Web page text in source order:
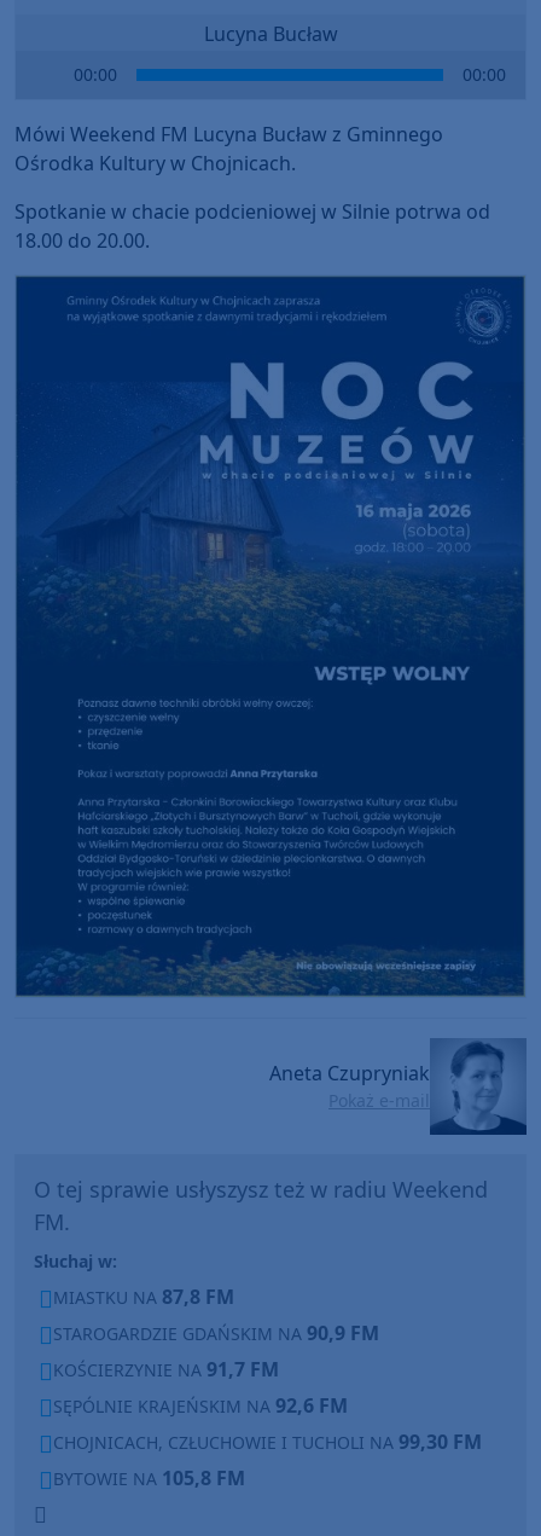
Lucyna Bucław
00:00 00:00
Mówi Weekend FM Lucyna Bucław z Gminnego
Ośrodka Kultury w Chojnicach.
Spotkanie w chacie podcieniowej w Silnie potrwa od
18.00 do 20.00.
Aneta Czupryniak
Pokaż e-mail
O tej sprawie usłyszysz też w radiu Weekend
FM.
Słuchaj w:
MIASTKU NA 87,8 FM
STAROGARDZIE GDAŃSKIM NA 90,9 FM
KOŚCIERZYNIE NA 91,7 FM
SĘPÓLNIE KRAJEŃSKIM NA 92,6 FM
CHOJNICACH, CZŁUCHOWIE I TUCHOLI NA 99,30 FM
BYTOWIE NA 105,8 FM